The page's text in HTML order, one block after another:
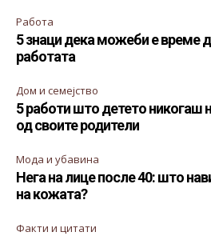
Работа
5 знаци дека можеби е време
работата
Дом и семејство
5 работи што детето никогаш
од своите родители
Мода и убавина
Нега на лице после 40: што
на кожата?
Факти и цитати